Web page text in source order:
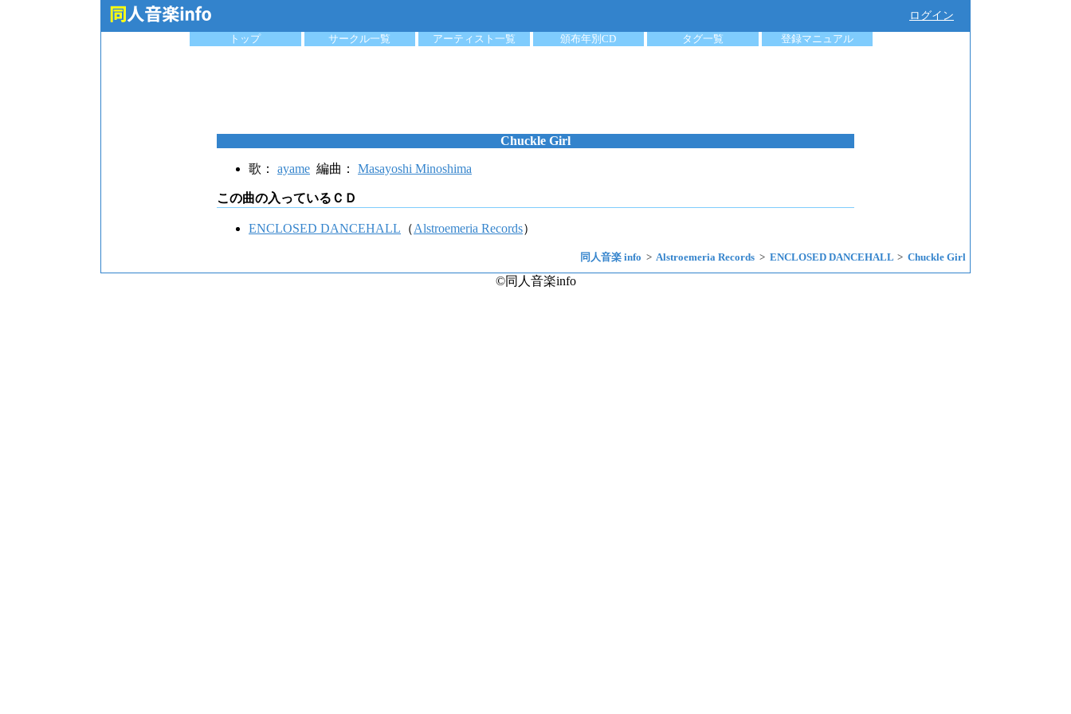
ログイン
トップ
サークル一覧 アーティスト一覧 頒布年別CD タグ一覧 登録マニュアル
Chuckle Girl
歌： ayame 編曲： Masayoshi Minoshima
この曲の入っているＣＤ
ENCLOSED DANCEHALL （Alstroemeria Records）
同人音楽 info Alstroemeria Records ENCLOSED DANCEHALL Chuckle Girl
©同人音楽info